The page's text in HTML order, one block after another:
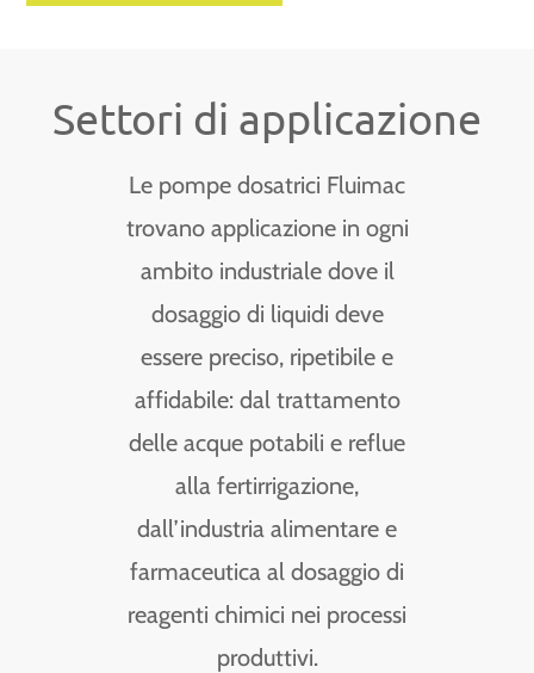
Settori di applicazione
Le pompe dosatrici Fluimac
trovano applicazione in ogni
ambito industriale dove il
dosaggio di liquidi deve
essere preciso, ripetibile e
affidabile: dal trattamento
delle acque potabili e reflue
alla fertirrigazione,
dall’industria alimentare e
farmaceutica al dosaggio di
reagenti chimici nei processi
produttivi.